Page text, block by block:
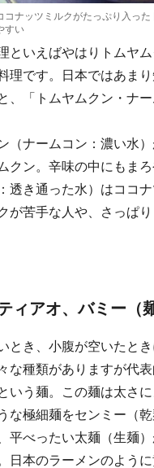
コナッツミルクがたっぷり入っ
すい
といえばやはりトムヤ
理です。日本ではあま
、「トムヤムクン・ナ
（ナームコン：濃い水
クン。辛味の中にもま
透き通った水）はココ
が苦手な人や、さっぱ
ィアオ、バミー（
とき、小腹が空いたと
な種類がありますが代
いう麺。この麺は太さ
な極細麺をセンミー（
平べったい太麺（生麺
日本のラーメンのように